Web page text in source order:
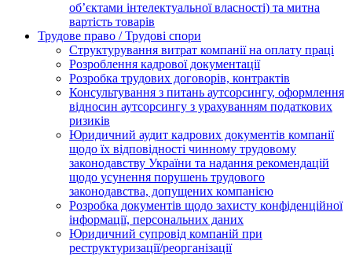
об’єктами інтелектуальної власності) та митна
вартість товарів
Трудове право / Трудові спори
Cтруктурування витрат компанії на оплату праці
Розроблення кадрової документації
Розробка трудових договорів, контрактів
Консультування з питань аутсорсингу, оформлення
відносин аутсорсингу з урахуванням податкових
ризиків
Юридичний аудит кадрових документів компанії
щодо їх відповідності чинному трудовому
законодавству України та надання рекомендацій
щодо усунення порушень трудового
законодавства, допущених компанією
Розробка документів щодо захисту конфіденційної
інформації, персональних даних
Юридичний супровід компаній при
реструктуризації/реорганізації